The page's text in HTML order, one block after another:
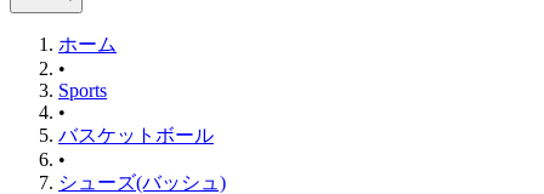
ホーム
•
Sports
•
バスケットボール
•
シューズ(バッシュ)